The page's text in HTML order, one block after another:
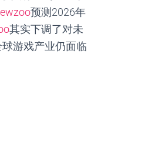
预测 2026年
其实下调了对未
游戏产业仍面临